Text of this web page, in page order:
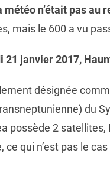
météo n’était pas au
mais le 600 a vu
21 janvier 2017,
désignée
du
possède 2 satellites,
ce qui n’est pas le